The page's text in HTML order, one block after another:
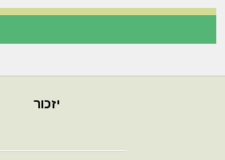
יזכור